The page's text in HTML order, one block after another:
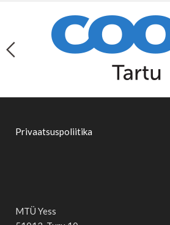
Privaatsuspoliitika
MTÜ Yess